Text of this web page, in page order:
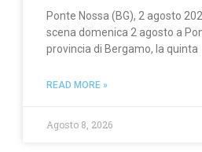
Ponte Nossa (BG), 2 agosto
scena domenica 2 agosto a
provincia di Bergamo, la quinta
READ MORE »
Agosto 8, 2026